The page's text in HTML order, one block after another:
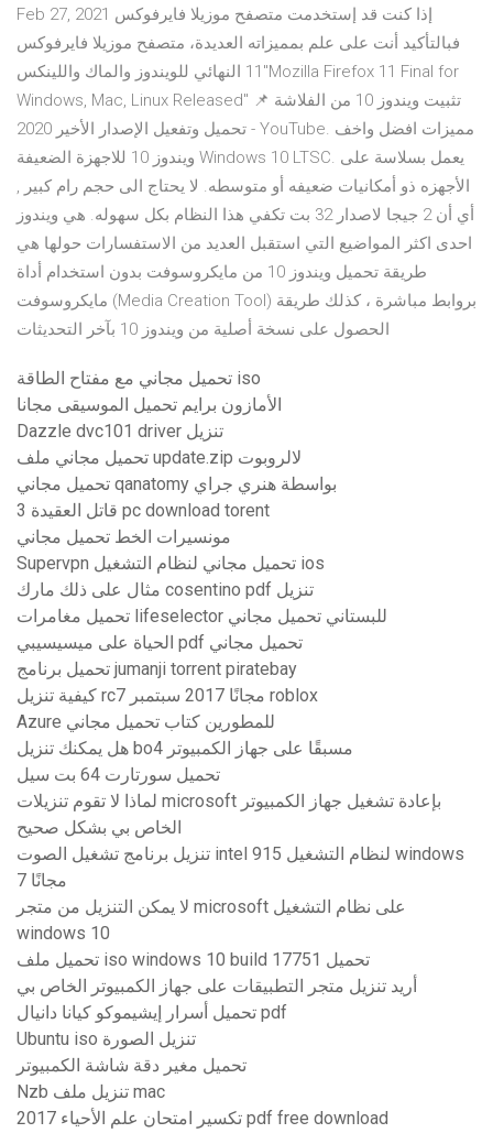
Feb 27, 2021 إذا كنت قد إستخدمت متصفح موزيلا فايرفوكس
فبالتأكيد أنت على علم بمميزاته العديدة، متصفح موزيلا فايرفوكس
11 النهائي للويندوز والماك واللينكس"Mozilla Firefox 11 Final for
Windows, Mac, Linux Released" تثبيت ويندوز 10 من الفلاشة 📌
تحميل وتفعيل الإصدار الأخير 2020 - YouTube. مميزات افضل واخف
ويندوز 10 للاجهزة الضعيفة Windows 10 LTSC. يعمل بسلاسة على
الأجهزه ذو أمكانيات ضعيفه أو متوسطه. لا يحتاج الى حجم رام كبير ,
أي أن 2 جيجا لاصدار 32 بت تكفي هذا النظام بكل سهوله. هي ويندوز
احدى اكثر المواضيع التي استقبل العديد من الاستفسارات حولها هي
طريقة تحميل ويندوز 10 من مايكروسوفت بدون استخدام أداة
مايكروسوفت (Media Creation Tool) بروابط مباشرة ، كذلك طريقة
الحصول على نسخة أصلية من ويندوز 10 بآخر التحديثات
تحميل مجاني مع مفتاح الطاقة iso
الأمازون برايم تحميل الموسيقى مجانا
Dazzle dvc101 driver تنزيل
تحميل مجاني ملف update.zip لالروبوت
تحميل مجاني qanatomy بواسطة هنري جراي
قاتل العقيدة 3 pc download torent
مونسيرات الخط تحميل مجاني
Supervpn تحميل مجاني لنظام التشغيل ios
مثال على ذلك مارك cosentino pdf تنزيل
تحميل مغامرات lifeselector للبستاني تحميل مجاني
الحياة على ميسيسيبي pdf تحميل مجاني
تحميل برنامج jumanji torrent piratebay
كيفية تنزيل rc7 مجانًا 2017 سبتمبر roblox
Azure للمطورين كتاب تحميل مجاني
هل يمكنك تنزيل bo4 مسبقًا على جهاز الكمبيوتر
تحميل سورتارت 64 بت سيل
لماذا لا تقوم تنزيلات microsoft بإعادة تشغيل جهاز الكمبيوتر
الخاص بي بشكل صحيح
تنزيل برنامج تشغيل الصوت intel 915 لنظام التشغيل windows
7 مجانًا
لا يمكن التنزيل من متجر microsoft على نظام التشغيل
windows 10
تحميل ملف iso windows 10 build 17751 تحميل
أريد تنزيل متجر التطبيقات على جهاز الكمبيوتر الخاص بي
تحميل أسرار إيشيموكو كيانا دانيال pdf
Ubuntu iso تنزيل الصورة
تحميل مغير دقة شاشة الكمبيوتر
Nzb تنزيل ملف mac
تكسير امتحان علم الأحياء 2017 pdf free download